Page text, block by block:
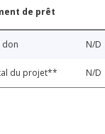
de prêt
don N/D
du projet** N/D